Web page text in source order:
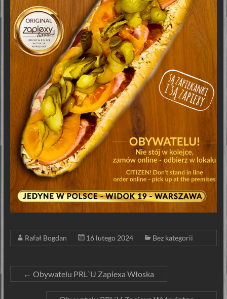
Rafał Bogdan 16 lutego 2024 Bez kategorii
← Obywatelu PRL`U Zapiexa Włoska